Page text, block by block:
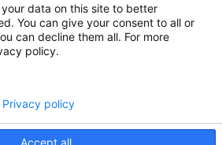
data on this site to better
You can give your consent to all or
can decline them all. For more
policy.
Accept all
Privacy policy